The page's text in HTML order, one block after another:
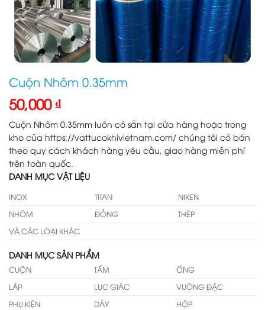
Cuộn Nhôm 0.35mm
50,000 ₫
Cuộn Nhôm 0.35mm luôn có sẵn tại cửa hàng hoặc trong
kho của https://vattucokhivietnam.com/ chúng tôi có bán
theo quy cách khách hàng yêu cầu, giao hàng miễn phí
trên toàn quốc.
DANH MỤC VẬT LIỆU
INOX TITAN
NIKEN
NHÔM
ĐỒNG
THÉP
VÀ CÁC LOẠI KHÁC
DANH MỤC SẢN PHẨM
CUỘN TẤM
ỐNG
LÁP
LỤC GIÁC
VUÔNG ĐẶC
PHỤ KIỆN
DÂY
HỘP